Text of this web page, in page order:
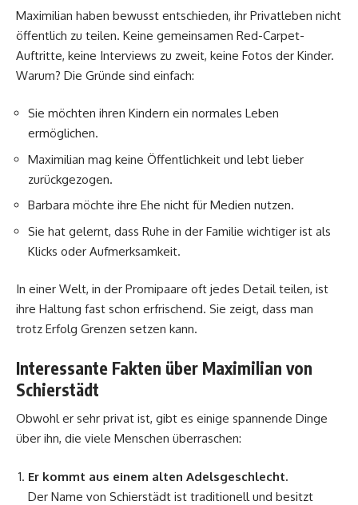
Maximilian haben bewusst entschieden, ihr Privatleben nicht
öffentlich zu teilen. Keine gemeinsamen Red-Carpet-
Auftritte, keine Interviews zu zweit, keine Fotos der Kinder.
Warum? Die Gründe sind einfach:
Sie möchten ihren Kindern ein normales Leben
ermöglichen.
Maximilian mag keine Öffentlichkeit und lebt lieber
zurückgezogen.
Barbara möchte ihre Ehe nicht für Medien nutzen.
Sie hat gelernt, dass Ruhe in der Familie wichtiger ist als
Klicks oder Aufmerksamkeit.
In einer Welt, in der Promipaare oft jedes Detail teilen, ist
ihre Haltung fast schon erfrischend. Sie zeigt, dass man
trotz Erfolg Grenzen setzen kann.
Interessante Fakten über Maximilian von
Schierstädt
Obwohl er sehr privat ist, gibt es einige spannende Dinge
über ihn, die viele Menschen überraschen:
Er kommt aus einem alten Adelsgeschlecht.
Der Name von Schierstädt ist traditionell und besitzt